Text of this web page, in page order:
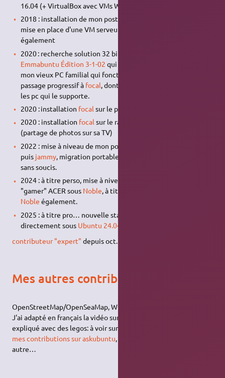
16.04 (+ VirtualBox avec VMs Win7…)
2018 : installation de mon poste de travail sous Bionic 18.04,
mise en place d'une VM serveur web sous Bionic 18.04
également
2020 : recherche solution 32 bits: …peut-être passage à
Emmabuntu Édition 3-1-02 qui supporte le 32bits… pour
mon vieux PC familial qui fonctionne parfaitement bien,
passage progressif à focal , dont j'apprécie le
les pc qui le supporte.
2020 : installation focal sur le portable de mon fils
2020 : installation focal sur le raspberry pour ma maman
(partage de photos sur sa TV)
2022 : mise à niveau de mon poste de travail de
puis jammy, migration portable de ma fille de
sans soucis.
2024 : à titre perso, mise à niveau d'un "vieux" portable
"gamer" ACER sous Noble, à titre pro, refonte d'une VM sous
Noble également.
2025 : à titre pro… nouvelle station de travail DELL
directement sous Ubuntu 24.04
contributeur "expert" depuis oct. 2017
Mes autres contributions... libres
OpenStreetMap/OpenSeaMap, Wikipédia
J'ai adapté en français la vidéo sur l'OpenSource (logiciel libre)
expliqué avec des legos: à voir sur
mes contributions sur askubuntu, et sur
autre…